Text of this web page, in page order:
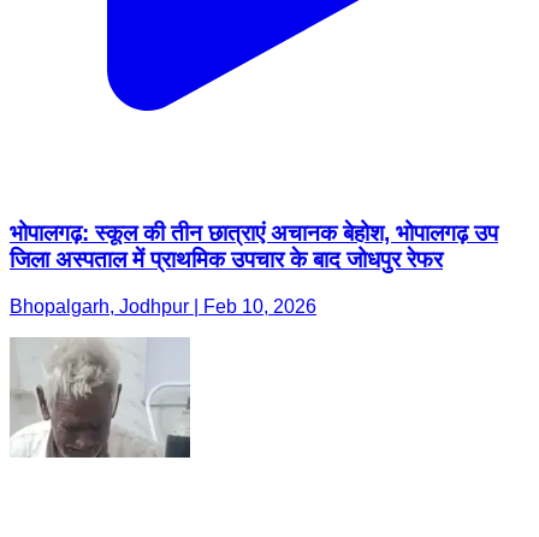
भोपालगढ़: स्कूल की तीन छात्राएं अचानक बेहोश, भोपालगढ़ उप
जिला अस्पताल में प्राथमिक उपचार के बाद जोधपुर रेफर
Bhopalgarh, Jodhpur | Feb 10, 2026